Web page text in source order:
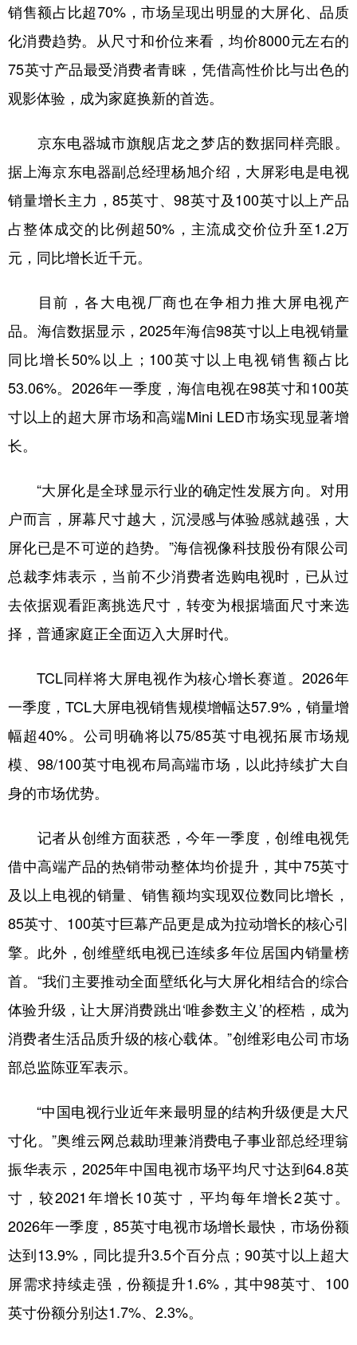
陕西 甘肃 青海 宁夏
English Español Français عربى
Deutsch Português
销售额占比超70%，市场呈现出明显的大屏化、品质
化消费趋势。从尺寸和价位来看，均价8000元左右的
75英寸产品最受消费者青睐，凭借高性价比与出色的
观影体验，成为家庭换新的首选。
京东电器城市旗舰店龙之梦店的数据同样亮眼。
据上海京东电器副总经理杨旭介绍，大屏彩电是电视
销量增长主力，85英寸、98英寸及100英寸以上产品
占整体成交的比例超50%，主流成交价位升至1.2万
元，同比增长近千元。
目前，各大电视厂商也在争相力推大屏电视产
品。海信数据显示，2025年海信98英寸以上电视销量
同比增长50%以上；100英寸以上电视销售额占比
53.06%。2026年一季度，海信电视在98英寸和100英
寸以上的超大屏市场和高端Mini LED市场实现显著增
长。
“大屏化是全球显示行业的确定性发展方向。对用
户而言，屏幕尺寸越大，沉浸感与体验感就越强，大
屏化已是不可逆的趋势。”海信视像科技股份有限公司
总裁李炜表示，当前不少消费者选购电视时，已从过
去依据观看距离挑选尺寸，转变为根据墙面尺寸来选
择，普通家庭正全面迈入大屏时代。
TCL同样将大屏电视作为核心增长赛道。2026年
一季度，TCL大屏电视销售规模增幅达57.9%，销量增
幅超40%。公司明确将以75/85英寸电视拓展市场规
模、98/100英寸电视布局高端市场，以此持续扩大自
身的市场优势。
记者从创维方面获悉，今年一季度，创维电视凭
借中高端产品的热销带动整体均价提升，其中75英寸
及以上电视的销量、销售额均实现双位数同比增长，
85英寸、100英寸巨幕产品更是成为拉动增长的核心引
擎。此外，创维壁纸电视已连续多年位居国内销量榜
首。“我们主要推动全面壁纸化与大屏化相结合的综合
体验升级，让大屏消费跳出‘唯参数主义’的桎梏，成为
消费者生活品质升级的核心载体。”创维彩电公司市场
部总监陈亚军表示。
“中国电视行业近年来最明显的结构升级便是大尺
寸化。”奥维云网总裁助理兼消费电子事业部总经理翁
振华表示，2025年中国电视市场平均尺寸达到64.8英
寸，较2021年增长10英寸，平均每年增长2英寸。
2026年一季度，85英寸电视市场增长最快，市场份额
达到13.9%，同比提升3.5个百分点；90英寸以上超大
屏需求持续走强，份额提升1.6%，其中98英寸、100
英寸份额分别达1.7%、2.3%。